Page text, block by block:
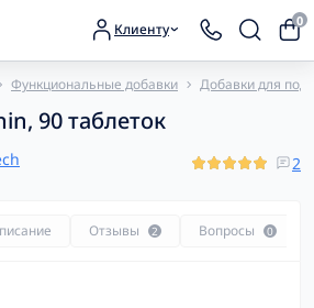
Клиенту 0
Функциональные добавки Добавки для
90 таблеток
2
Отзывы 2 Вопросы 0